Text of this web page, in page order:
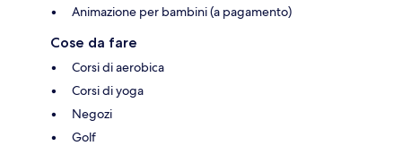
Animazione per bambini (a pagamento)
Cose da fare
Corsi di aerobica
Corsi di yoga
Negozi
Golf